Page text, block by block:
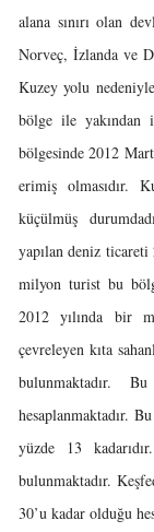
alana sınırı olan
Norveç, İzlanda ve
Kuzey yolu
bölge ile yakından
bölgesinde 2012
erimiş olmasıdır.
küçülmüş
yapılan deniz ticareti
milyon turist bu
2012 yılında bir
çevreleyen kıta
bulunmaktadır.
hesaplanmaktadır.
yüzde 13
bulunmaktadır.
30’u kadar olduğu